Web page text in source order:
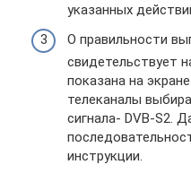
указанных
О правильности
свидетельствует
показана на
телеканалы
сигнала- DVB-S2.
инструкции.